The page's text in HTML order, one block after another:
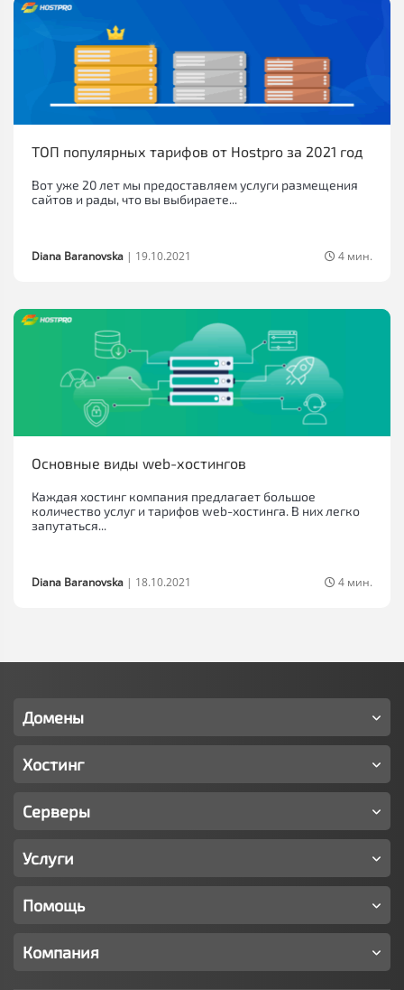
ТОП популярных тарифов от Hostpro за 2021 год
Вот уже 20 лет мы предоставляем услуги размещения
сайтов и рады, что вы выбираете...
Diana Baranovska | 19.10.2021 4 мин.
Основные виды web-хостингов
Каждая хостинг компания предлагает большое
количество услуг и тарифов web-хостинга. В них легко
запутаться...
Diana Baranovska | 18.10.2021 4 мин.
Домены
Хостинг
Серверы
Услуги
Помощь
Компания